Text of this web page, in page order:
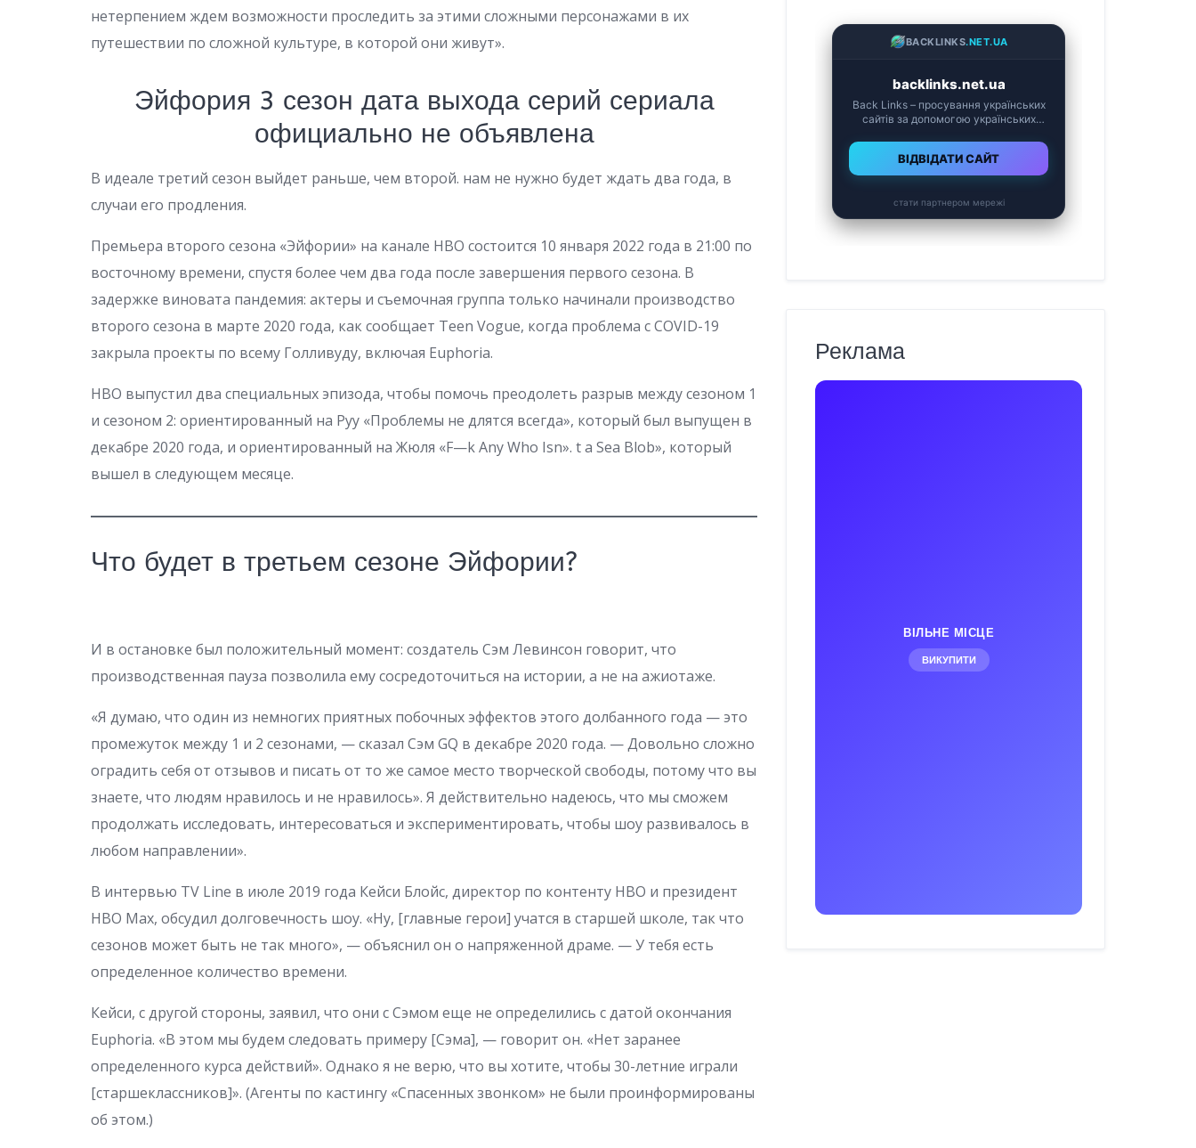
нетерпением ждем возможности проследить за этими сложными персонажами в их
путешествии по сложной культуре, в которой они живут».
Эйфория 3 сезон дата выхода серий сериала
официально не объявлена
В идеале третий сезон выйдет раньше, чем второй. нам не нужно будет ждать два года, в
случаи его продления.
Премьера второго сезона «Эйфории» на канале HBO состоится 10 января 2022 года в 21:00 по
восточному времени, спустя более чем два года после завершения первого сезона. В
задержке виновата пандемия: актеры и съемочная группа только начинали производство
второго сезона в марте 2020 года, как сообщает Teen Vogue, когда проблема с COVID-19
закрыла проекты по всему Голливуду, включая Euphoria.
HBO выпустил два специальных эпизода, чтобы помочь преодолеть разрыв между сезоном 1
и сезоном 2: ориентированный на Руу «Проблемы не длятся всегда», который был выпущен в
декабре 2020 года, и ориентированный на Жюля «F—k Any Who Isn». t a Sea Blob», который
вышел в следующем месяце.
Что будет в третьем сезоне Эйфории?
И в остановке был положительный момент: создатель Сэм Левинсон говорит, что
производственная пауза позволила ему сосредоточиться на истории, а не на ажиотаже.
«Я думаю, что один из немногих приятных побочных эффектов этого долбанного года — это
промежуток между 1 и 2 сезонами, — сказал Сэм GQ в декабре 2020 года. — Довольно сложно
оградить себя от отзывов и писать от то же самое место творческой свободы, потому что вы
знаете, что людям нравилось и не нравилось». Я действительно надеюсь, что мы сможем
продолжать исследовать, интересоваться и экспериментировать, чтобы шоу развивалось в
любом направлении».
В интервью TV Line в июле 2019 года Кейси Блойс, директор по контенту HBO и президент
HBO Max, обсудил долговечность шоу. «Ну, [главные герои] учатся в старшей школе, так что
сезонов может быть не так много», — объяснил он о напряженной драме. — У тебя есть
определенное количество времени.
Кейси, с другой стороны, заявил, что они с Сэмом еще не определились с датой окончания
Euphoria. «В этом мы будем следовать примеру [Сэма], — говорит он. «Нет заранее
определенного курса действий». Однако я не верю, что вы хотите, чтобы 30-летние играли
[старшеклассников]». (Агенты по кастингу «Спасенных звонком» не были проинформированы
об этом.)
Реклама
ВІЛЬНЕ МІСЦЕ
ВИКУПИТИ